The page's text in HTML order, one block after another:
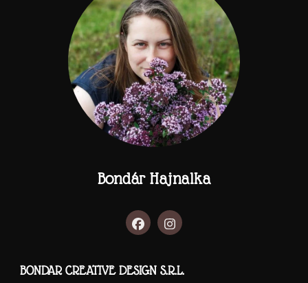
Bondár Hajnalka
BONDAR CREATIVE DESIGN S.R.L.